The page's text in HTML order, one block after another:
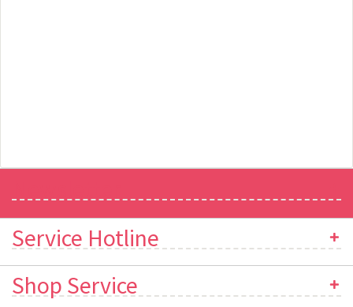
Service Hotline
Shop Service